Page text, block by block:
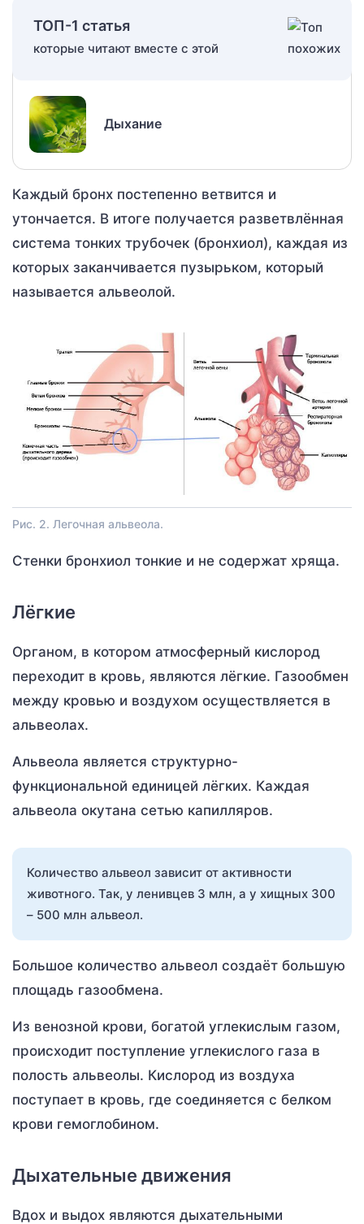
ТОП-1 статья
которые читают вместе с этой
Дыхание
Каждый бронх постепенно ветвится и
утончается. В итоге получается разветвлённая
система тонких трубочек (бронхиол), каждая из
которых заканчивается пузырьком, который
называется альвеолой.
Рис. 2. Легочная альвеола.
Стенки бронхиол тонкие и не содержат хряща.
Лёгкие
Органом, в котором атмосферный кислород
переходит в кровь, являются лёгкие. Газообмен
между кровью и воздухом осуществляется в
альвеолах.
Альвеола является структурно-
функциональной единицей лёгких. Каждая
альвеола окутана сетью капилляров.
Количество альвеол зависит от активности
животного. Так, у ленивцев 3 млн, а у хищных 300
– 500 млн альвеол.
Большое количество альвеол создаёт большую
площадь газообмена.
Из венозной крови, богатой углекислым газом,
происходит поступление углекислого газа в
полость альвеолы. Кислород из воздуха
поступает в кровь, где соединяется с белком
крови гемоглобином.
Дыхательные движения
Вдох и выдох являются дыхательными